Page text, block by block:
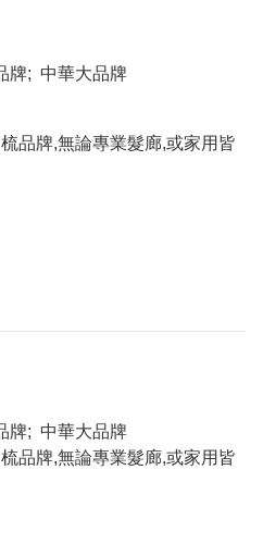
牌;  中華大品牌
牌; 中華大品牌
品牌,無論專業髮廊,或家用皆